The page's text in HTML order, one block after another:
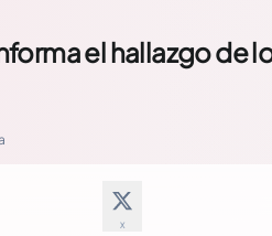
el hallazgo de
X